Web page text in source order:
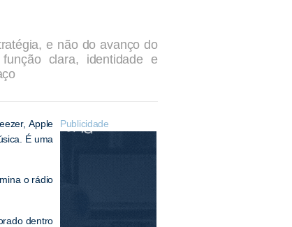
e não do avanço do
clara, identidade e
Publicidade
Apple
É uma
o rádio
dentro